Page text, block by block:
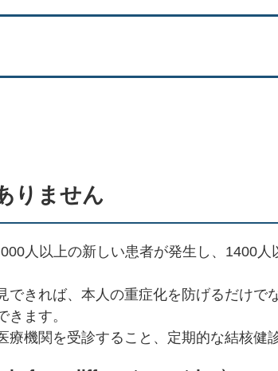
りません
人以上の新しい患者が発生し、1400人
できれば、本人の重症化を防げるだけで
ます。
機関を受診すること、定期的な結核健